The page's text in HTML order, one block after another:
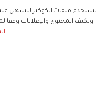
نستخدم ملفات الكوكيز لنسهل
ونكيف المحتوى والإعلانات وفقا